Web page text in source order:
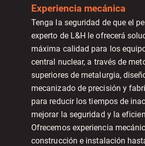
Experiencia mecánica
Tenga la seguridad de que el
experto de L&H le ofrecerá
máxima calidad para los
central nuclear, a través de
superiores de metalurgia,
mecanizado de precisión y
para reducir los tiempos de
mejorar la seguridad y la
Ofrecemos experiencia
construcción e instalación